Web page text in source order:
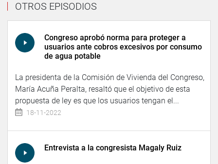
OTROS EPISODIOS
Congreso aprobó norma para proteger a
usuarios ante cobros excesivos por consumo
de agua potable
La presidenta de la Comisión de Vivienda del Congreso,
María Acuña Peralta, resaltó que el objetivo de esta
propuesta de ley es que los usuarios tengan el...
18-11-2022
Entrevista a la congresista Magaly Ruiz